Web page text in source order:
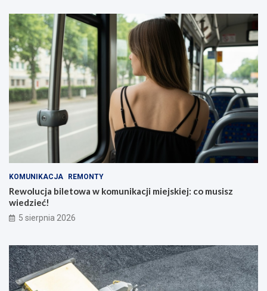
KOMUNIKACJA REMONTY
Rewolucja biletowa w komunikacji miejskiej: co musisz
wiedzieć!
5 sierpnia 2026